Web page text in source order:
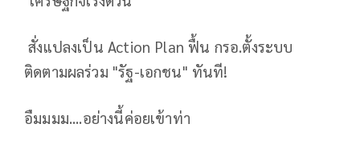
สั่งแปลงเป็น Action Plan ฟื้น กรอ.ตั้งระบบ
ติดตามผลร่วม "รัฐ-เอกชน" ทันที!
อืมมมม....อย่างนี้ค่อยเข้าท่า